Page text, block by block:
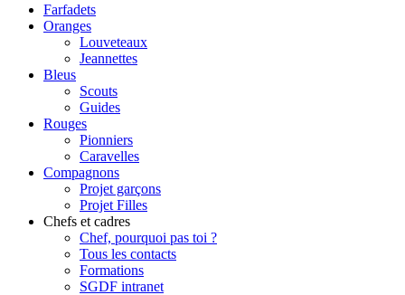
Farfadets
Oranges
Louveteaux
Jeannettes
Bleus
Scouts
Guides
Rouges
Pionniers
Caravelles
Compagnons
Projet garçons
Projet Filles
Chefs et cadres
Chef, pourquoi pas toi ?
Tous les contacts
Formations
SGDF intranet